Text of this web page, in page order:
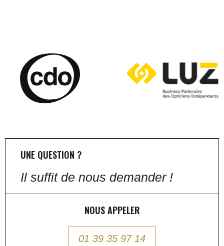
UNE QUESTION ?
Il suffit de nous demander !
NOUS APPELER
01 39 35 97 14